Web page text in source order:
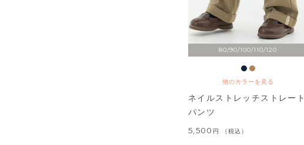
80/90/100/110/120
他のカラーを見る
ネイルストレッチストレート
パンツ
5,500 税込